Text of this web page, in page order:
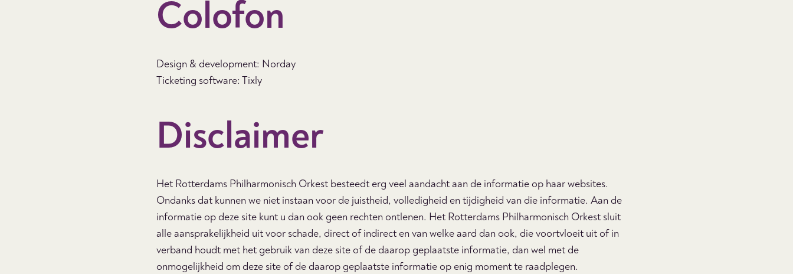
Colofon
Design & development: Norday
Ticketing software: Tixly
Disclaimer
Het Rotterdams Philharmonisch Orkest besteedt erg veel aandacht aan de informatie op haar websites.
Ondanks dat kunnen we niet instaan voor de juistheid, volledigheid en tijdigheid van die informatie. Aan de
informatie op deze site kunt u dan ook geen rechten ontlenen. Het Rotterdams Philharmonisch Orkest sluit
alle aansprakelijkheid uit voor schade, direct of indirect en van welke aard dan ook, die voortvloeit uit of in
verband houdt met het gebruik van deze site of de daarop geplaatste informatie, dan wel met de
onmogelijkheid om deze site of de daarop geplaatste informatie op enig moment te raadplegen.